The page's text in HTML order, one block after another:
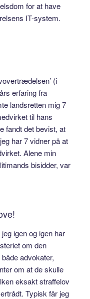
for at have
IT-system.
(i
erfaring fra
landsretten mig 7
til hans
fandt det bevist, at
har 7 vidner på at
Alene min
bisidder, var
igen og igen har
om den
advokater,
om at de skulle
eksakt straffelov
Typisk får jeg